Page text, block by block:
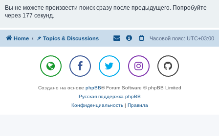
Вы не можете произвести поиск сразу после предыдущего. Попробуйте
через 177 секунд.
Home 📌 Topics & Discussions Часовой пояс: UTC+03:00
Создано на основе phpBB® Forum Software © phpBB Limited
Русская поддержка phpBB
Конфиденциальность| Правила